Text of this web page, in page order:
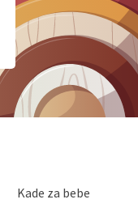
Kade za bebe